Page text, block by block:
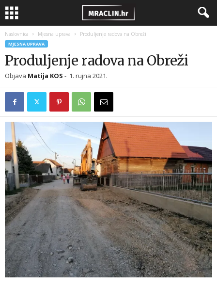
Naslovnica Mjesna uprava Produljenje radova na Obreži
MJESNA UPRAVA
Produljenje radova na Obreži
Objava Matija KOS - 1. rujna 2021.